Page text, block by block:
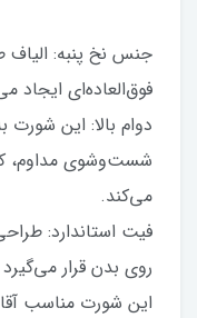
جنس نخ پنبه:
فوق‌العاده‌ای ایجاد
دوام بالا: این
شست‌وشوی مداوم،
می‌کند.
فیت استاندارد:
روی بدن قرار
این شورت مناسب